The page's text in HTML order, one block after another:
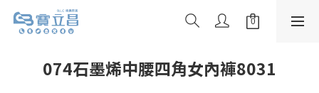
074石墨烯中腰四角女內褲8031